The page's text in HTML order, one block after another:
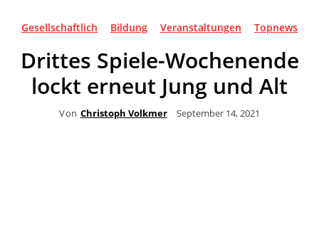
Gesellschaftlich Bildung Veranstaltungen Topnews
Drittes Spiele-Wochenende
lockt erneut Jung und Alt
Von Christoph Volkmer September 14, 2021